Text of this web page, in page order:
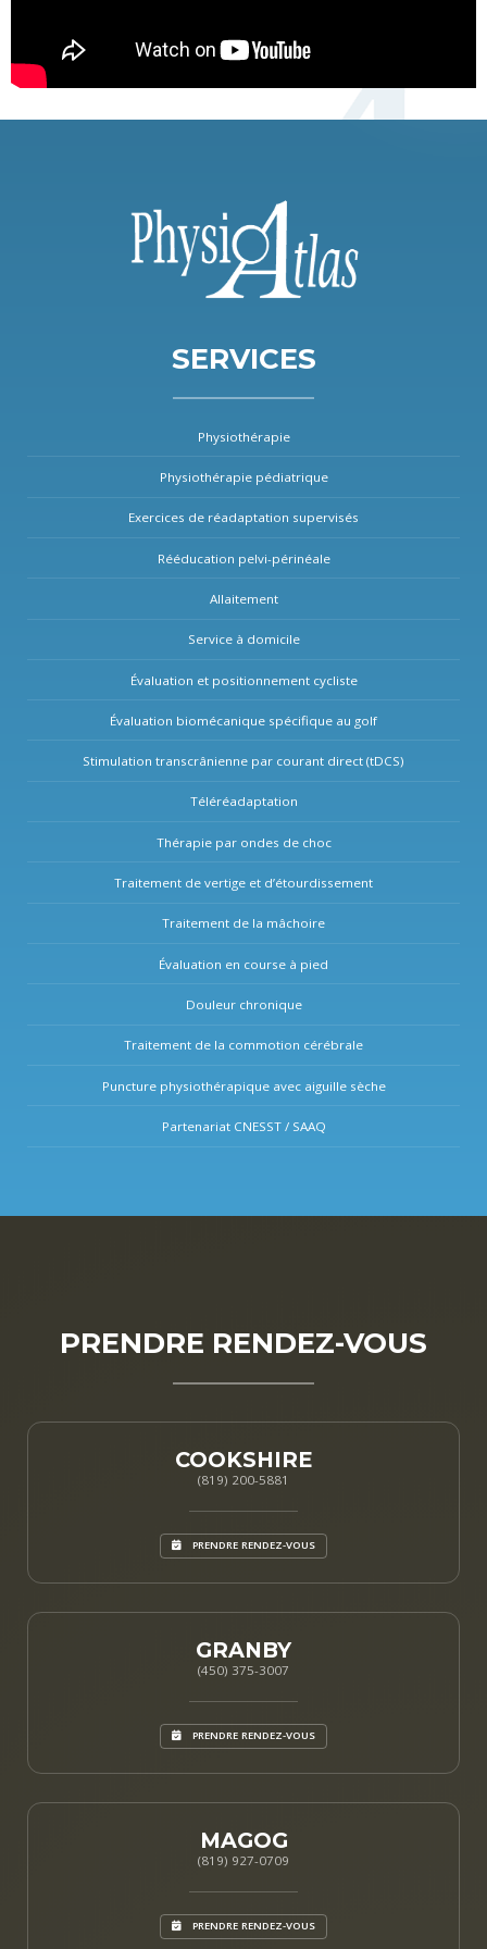
SERVICES
Physiothérapie
Physiothérapie pédiatrique
Exercices de réadaptation supervisés
Rééducation pelvi-périnéale
Allaitement
Service à domicile
Évaluation et positionnement cycliste
Évaluation biomécanique spécifique au golf
Stimulation transcrânienne par courant direct (tDCS)
Téléréadaptation
Thérapie par ondes de choc
Traitement de vertige et d’étourdissement
Traitement de la mâchoire
Évaluation en course à pied
Douleur chronique
Traitement de la commotion cérébrale
Puncture physiothérapique avec aiguille sèche
Partenariat CNESST / SAAQ
PRENDRE RENDEZ-VOUS
COOKSHIRE
(819) 200-5881
PRENDRE RENDEZ-VOUS
GRANBY
(450) 375-3007
PRENDRE RENDEZ-VOUS
MAGOG
(819) 927-0709
PRENDRE RENDEZ-VOUS